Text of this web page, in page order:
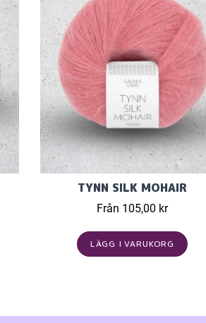
TYNN SILK MOHAIR
Från 105,00 kr
LÄGG I VARUKORG